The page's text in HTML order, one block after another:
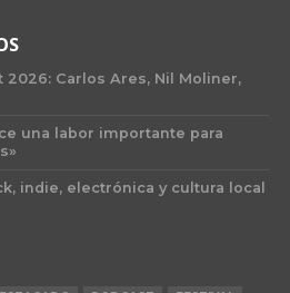
2026: Carlos Ares, Nil Moliner,
una labor importante para
indie, electrónica y cultura local